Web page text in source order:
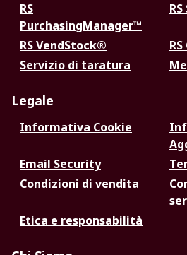
RS
PurchasingManager™
RS VendStock®
Servizio di taratura
Legale
Informativa Cookie
Email Security
Condizioni di vendita
Etica e responsabilità